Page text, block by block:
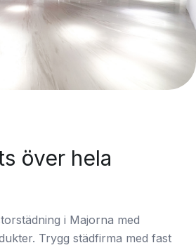
över hela
i Majorna med
Trygg städfirma med fast